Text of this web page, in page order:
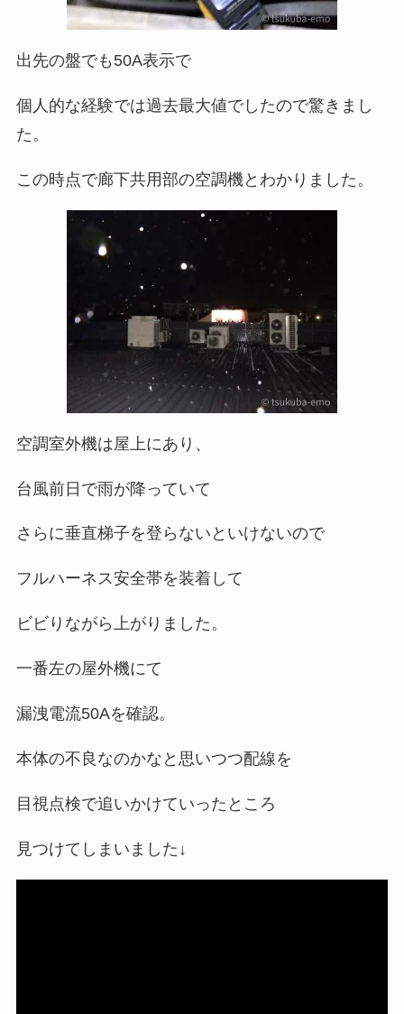
出先の盤でも50A表示で
個人的な経験では過去最大値でしたので驚きまし
た。
この時点で廊下共用部の空調機とわかりました。
空調室外機は屋上にあり、
台風前日で雨が降っていて
さらに垂直梯子を登らないといけないので
フルハーネス安全帯を装着して
ビビりながら上がりました。
一番左の屋外機にて
漏洩電流50Aを確認。
本体の不良なのかなと思いつつ配線を
目視点検で追いかけていったところ
見つけてしまいました↓